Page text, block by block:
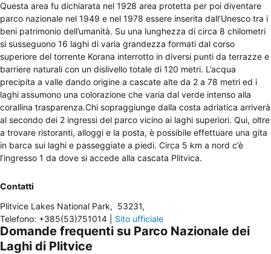
Questa area fu dichiarata nel 1928 area protetta per poi diventare
parco nazionale nel 1949 e nel 1978 essere inserita dall’Unesco tra i
beni patrimonio dell’umanità. Su una lunghezza di circa 8 chilometri
si susseguono 16 laghi di varia grandezza formati dal corso
superiore del torrente Korana interrotto in diversi punti da terrazze e
barriere naturali con un dislivello totale di 120 metri. L’acqua
precipita a valle dando origine a cascate alte da 2 a 78 metri ed i
laghi assumono una colorazione che varia dal verde intenso alla
corallina trasparenza.Chi sopraggiunge dalla costa adriatica arriverà
al secondo dei 2 ingressi del parco vicino ai laghi superiori. Qui, oltre
a trovare ristoranti, alloggi e la posta, è possibile effettuare una gita
in barca sui laghi e passeggiate a piedi. Circa 5 km a nord c’è
l’ingresso 1 da dove si accede alla cascata Plitvica.
Contatti
Plitvice Lakes National Park, 53231,
Telefono: +385(53)751014 Sito ufficiale
Domande frequenti su Parco Nazionale dei
Laghi di Plitvice